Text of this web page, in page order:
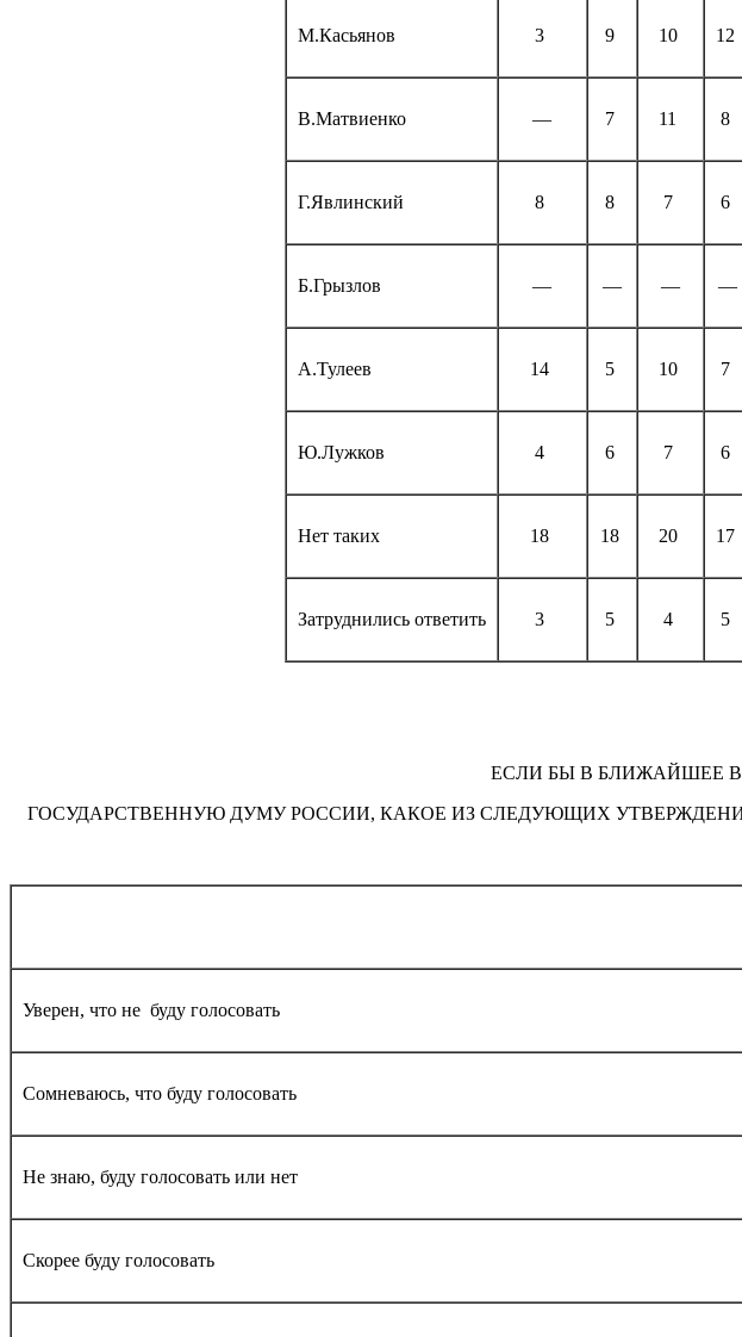
М.Касьянов 3 9 10 12
В.Матвиенко — 7 11 8
Г.Явлинский 8 8 7 6
Б.Грызлов — — — —
А.Тулеев 14 5 10 7
Ю.Лужков 4 6 7 6
Нет таких 18 18 20 17
Затруднились ответить 3 5 4 5
ЕСЛИ БЫ В БЛИЖАЙШЕЕ
ГОСУДАРСТВЕННУЮ ДУМУ РОССИИ, КАКОЕ ИЗ СЛЕДУЮЩИХ
Уверен, что не буду голосовать
Сомневаюсь, что буду голосовать
Не знаю, буду голосовать или нет
Скорее буду голосовать